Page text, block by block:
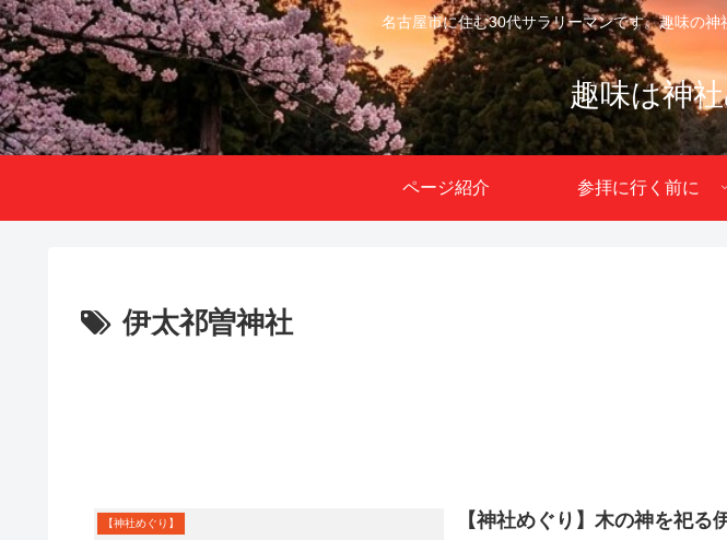
名古屋市に住む30代サラリーマンです。趣味の神
趣味は神
ページ紹介 参拝に行く前に
伊太祁曽神社
【神社めぐり】
【神社めぐり】木の神を祀る